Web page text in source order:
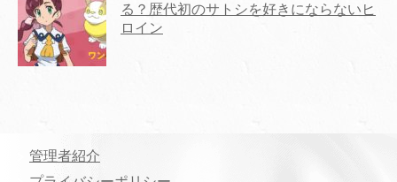
る？歴代初のサトシを好きにならないヒ
ロイン
管理者紹介